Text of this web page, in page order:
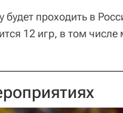
проходить в
12 игр, в том числе